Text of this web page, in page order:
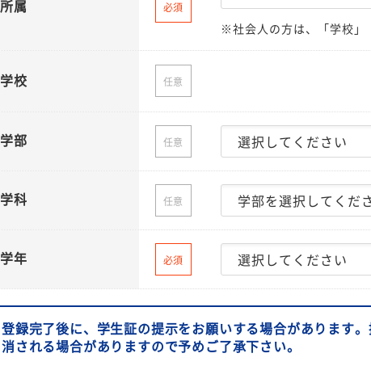
所属 必須
※社会人の方は、「学校」
学校 任意
学部 任意
学科 任意
学年 必須
登録完了後に、学生証の提示をお願いする場合があります
消される場合がありますので予めご了承下さい。